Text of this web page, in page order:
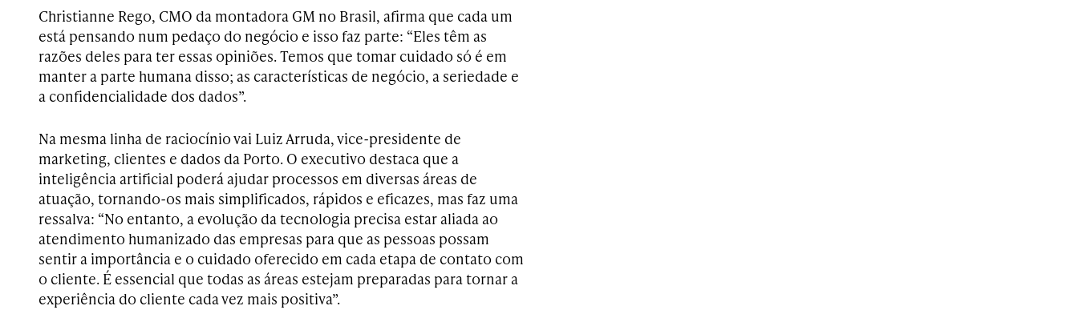
Christianne Rego, CMO da montadora GM no Brasil, afirma que cada um
está pensando num pedaço do negócio e isso faz parte: “Eles têm as
razões deles para ter essas opiniões. Temos que tomar cuidado só é em
manter a parte humana disso; as características de negócio, a seriedade e
a confidencialidade dos dados”.
Na mesma linha de raciocínio vai Luiz Arruda, vice-presidente de
marketing, clientes e dados da Porto. O executivo destaca que a
inteligência artificial poderá ajudar processos em diversas áreas de
atuação, tornando-os mais simplificados, rápidos e eficazes, mas faz uma
ressalva: “No entanto, a evolução da tecnologia precisa estar aliada ao
atendimento humanizado das empresas para que as pessoas possam
sentir a importância e o cuidado oferecido em cada etapa de contato com
o cliente. É essencial que todas as áreas estejam preparadas para tornar a
experiência do cliente cada vez mais positiva”.